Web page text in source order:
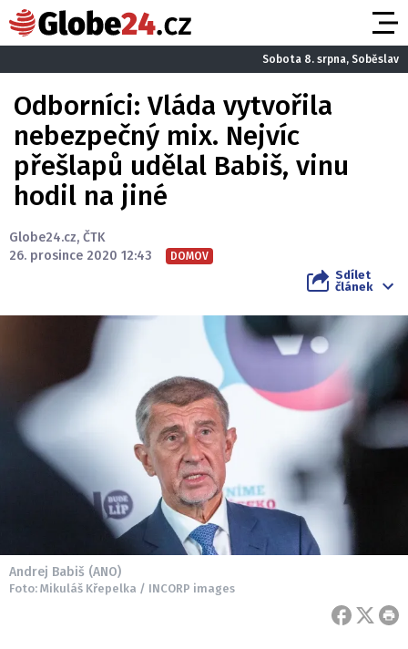
Sobota 8. srpna, Soběslav
Odborníci: Vláda vytvořila
nebezpečný mix. Nejvíc
přešlapů udělal Babiš, vinu
hodil na jiné
Globe24.cz, ČTK
26. prosince 2020 12:43
DOMOV
Sdílet
článek
Andrej Babiš (ANO)
Foto: Mikuláš Křepelka / INCORP images